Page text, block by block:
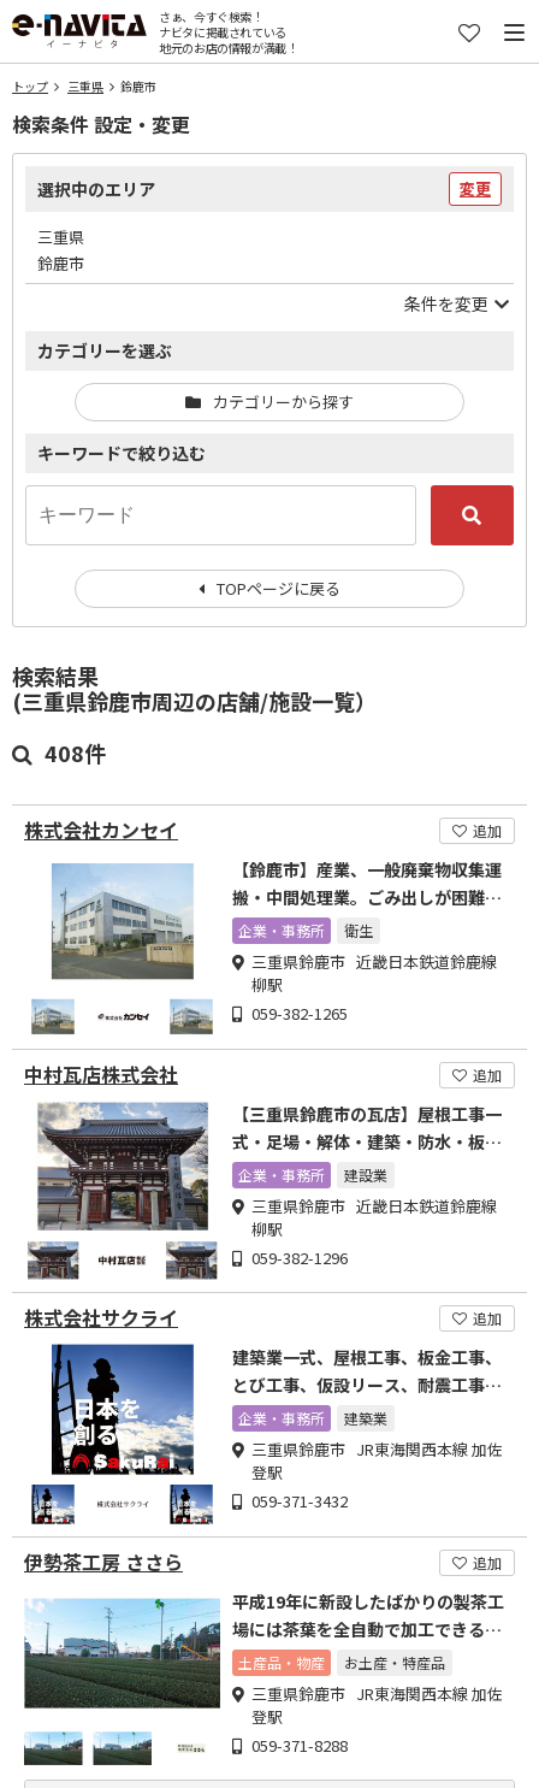
さぁ、今すぐ検索！
ナビタに掲載されている
地元のお店の情報が満載！
トップ 三重県 鈴鹿市
検索結果
(三重県鈴鹿市周辺の店舗/施設一覧）
408件
株式会社カンセイ 追加
【鈴鹿市】産業、一般廃棄物収集運
搬・中間処理業。ごみ出しが困難な
方はお気軽にご相談ください
企業・事務所 衛生
三重県鈴鹿市 近畿日本鉄道鈴鹿線
柳駅
059-382-1265
中村瓦店株式会社 追加
【三重県鈴鹿市の瓦店】屋根工事一
式・足場・解体・建築・防水・板
金・外壁・塗装
企業・事務所 建設業
三重県鈴鹿市 近畿日本鉄道鈴鹿線
柳駅
059-382-1296
株式会社サクライ 追加
建築業一式、屋根工事、板金工事、
とび工事、仮設リース、耐震工事、
アンカー工事
企業・事務所 建築業
三重県鈴鹿市 JR東海関西本線 加佐
登駅
059-371-3432
伊勢茶工房 ささら 追加
平成19年に新設したばかりの製茶工
場には茶葉を全自動で加工できる設
備を備えております。
土産品・物産 お土産・特産品
三重県鈴鹿市 JR東海関西本線 加佐
登駅
059-371-8288
検索条件 設定・変更
選択中のエリア 変更
三重県
鈴鹿市
条件を変更
カテゴリーを選ぶ
カテゴリーから探す
キーワードで絞り込む
TOPページに戻る